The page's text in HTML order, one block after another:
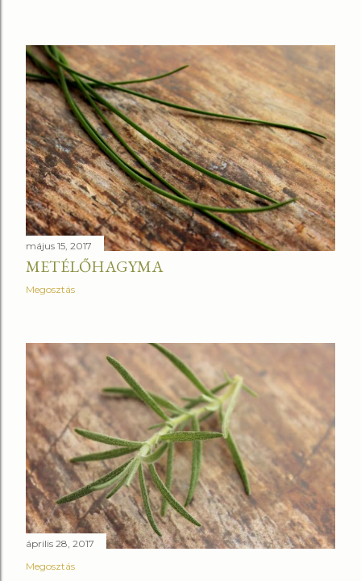
május 15, 2017
METÉLŐHAGYMA
Megosztás
április 28, 2017
Megosztás